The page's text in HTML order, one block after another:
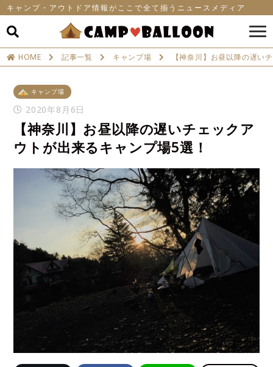
キャンプ・アウトドア情報がここで全て揃うニュースメディア
HOME 記事一覧 キャンプ場 【神奈川】お昼以降の遅い
キャンプ場
2020年8月6日
【神奈川】お昼以降の遅いチェックア
ウトが出来るキャンプ場5選！